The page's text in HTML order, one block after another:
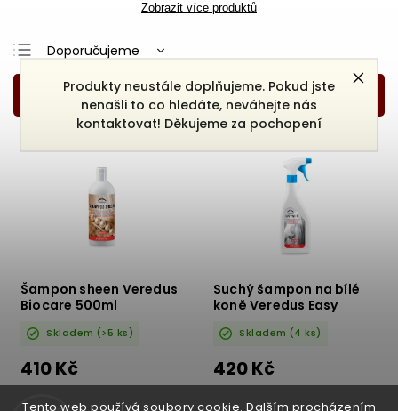
Tento web používá soubory cookie. Dalším procházením
Produkty neustále doplňujeme. Pokud jste
nenašli to co hledáte, neváhejte nás
kontaktovat! Děkujeme za pochopení
Zobrazit více produktů
Doporučujeme
Nejlevnější
Nejdražší
Abecedně
Šampon sheen Veredus
Biocare 500ml
Skladem (>5 ks)
410 Kč
DETAIL
Suchý šampon na bílé
koně Veredus Easy
Skladem (4 ks)
420 Kč
DETAIL